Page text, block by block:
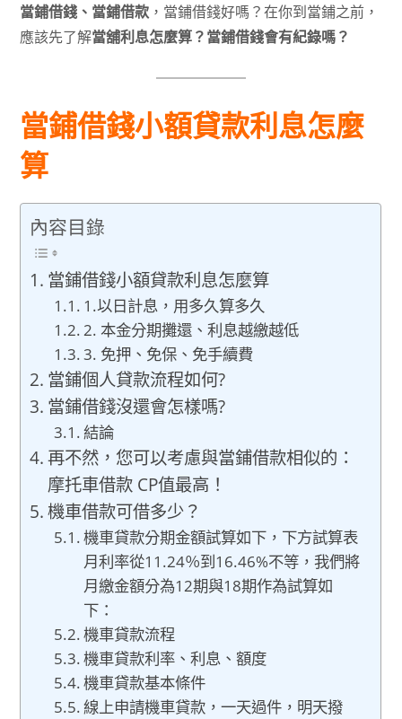
當鋪借錢、當鋪借款 ，當鋪借錢好嗎？在你到當鋪之前，
應該先了解當舖利息怎麼算？當鋪借錢會有紀錄嗎？
當鋪借錢小額貸款利息怎麼
算
內容目錄
當鋪借錢小額貸款利息怎麼算
1.以日計息，用多久算多久
2. 本金分期攤還、利息越繳越低
3. 免押、免保、免手續費
當鋪個人貸款流程如何?
當鋪借錢沒還會怎樣嗎?
結論
再不然，您可以考慮與當鋪借款相似的：
摩托車借款 CP值最高！
機車借款可借多少？
機車貸款分期金額試算如下，下方試算表
月利率從11.24％到16.46%不等，我們將
月繳金額分為12期與18期作為試算如
下：
機車貸款流程
機車貸款利率、利息、額度
機車貸款基本條件
線上申請機車貸款，一天過件，明天撥